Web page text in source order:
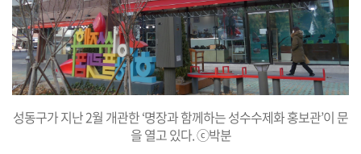
성동구가 지난 2월 개관한 ‘명장과 함께하는 성수수제화 홍보관’이 문
을 열고 있다. ⓒ박분